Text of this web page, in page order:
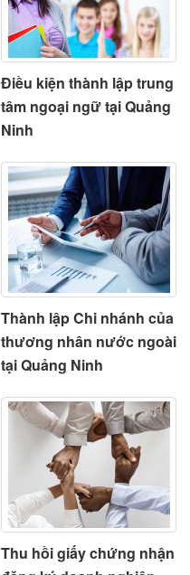
Điều kiện thành lập trung
tâm ngoại ngữ tại Quảng
Ninh
Thành lập Chi nhánh của
thương nhân nước ngoài
tại Quảng Ninh
Thu hồi giấy chứng nhận